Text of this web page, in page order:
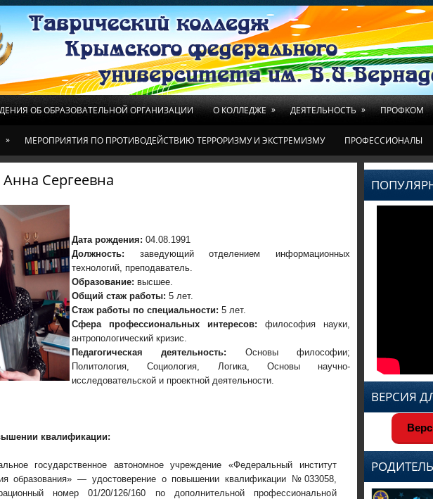
ОБ ОБРАЗОВАТЕЛЬНОЙ ОРГАНИЗАЦИИ О КОЛЛЕДЖЕ » ДЕЯТЕЛЬНОСТЬ » ПРОФКОМ
» МЕРОПРИЯТИЯ ПО ПРОТИВОДЕЙСТВИЮ ТЕРРОРИЗМУ И ЭКСТРЕМИЗМУ ПРОФЕССИОНАЛЫ
Анна Сергеевна
Дата рождения: 04.08.1991
Должность: заведующий отделением информационных
технологий, преподаватель.
Образование: высшее.
Общий стаж работы: 5 лет.
Стаж работы по специальности: 5 лет.
Сфера профессиональных интересов: философия науки,
антропологический кризис.
Педагогическая деятельность: Основы философии;
Политология, Социология, Логика, Основы научно-
исследовательской и проектной деятельности.
квалификации:
государственное автономное учреждение «Федеральный институт
образования» — удостоверение о повышении квалификации №033058,
номер 01/20/126/160 по дополнительной профессиональной
ВЕРСИЯ